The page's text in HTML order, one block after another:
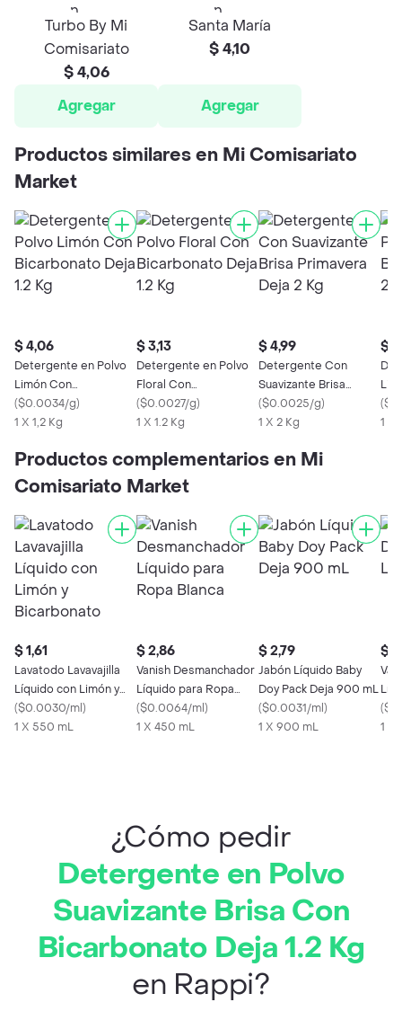
Turbo By Mi
Comisariato
$ 4,06
Agregar
Santa María
$ 4,10
Agregar
Productos similares en Mi Comisariato
Market
$ 4,06
Detergente en Polvo
Limón Con
Bicarbonato Deja 1.2
Kg
($0.0034/g)
1 X 1,2 Kg
$ 3,13
Detergente en Polvo
Floral Con
Bicarbonato Deja 1.2
Kg
($0.0027/g)
1 X 1.2 Kg
$ 4,99
Detergente Con
Suavizante Brisa
Primavera Deja 2 Kg
($0.0025/g)
1 X 2 Kg
$
(
1 X
Productos complementarios en Mi
Comisariato Market
$ 1,61
Lavatodo Lavavajilla
Líquido con Limón y
Bicarbonato
($0.0030/ml)
1 X 550 mL
$ 2,86
Vanish Desmanchador
Líquido para Ropa
Blanca
($0.0064/ml)
1 X 450 mL
$ 2,79
Jabón Líquido Baby
Doy Pack Deja 900 mL
($0.0031/ml)
1 X 900 mL
$
(
1 X
¿Cómo pedir
Detergente en Polvo
Suavizante Brisa Con
Bicarbonato Deja 1.2 Kg
en Rappi?